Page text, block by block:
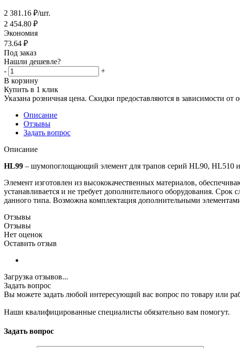
2 381.16 ₽/шт.
2 454.80 ₽
Экономия
73.64 ₽
Под заказ
Нашли дешевле?
-
+
В корзину
Купить в 1 клик
Указана розничная цена. Скидки предоставляются в зависимости от
Описание
Отзывы
Задать вопрос
Описание
HL99 – шумопоглощающий элемент для трапов серий HL90, HL510
Элемент изготовлен из высококачественных материалов,
устанавливается и не требует дополнительного оборудования.
данного типа. Возможна комплектация дополнительными
Отзывы
Отзывы
Нет оценок
Оставить отзыв
Загрузка отзывов...
Задать вопрос
Вы можете задать любой интересующий вас вопрос по товару или
Наши квалифицированные специалисты обязательно вам помогут.
Задать вопрос